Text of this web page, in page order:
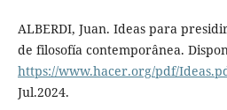
ALBERDI, Juan. Ideas para
de filosofía contemporânea.
https://www.hacer.org/pdf/
Jul.2024.